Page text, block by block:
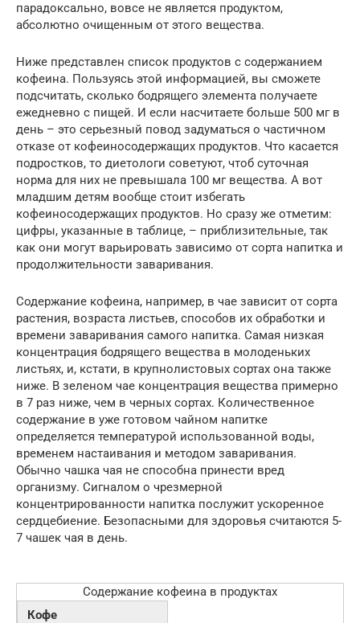
парадоксально, вовсе не является продуктом,
абсолютно очищенным от этого вещества.
Ниже представлен список продуктов с содержанием
кофеина. Пользуясь этой информацией, вы сможете
подсчитать, сколько бодрящего элемента получаете
ежедневно с пищей. И если насчитаете больше 500 мг в
день – это серьезный повод задуматься о частичном
отказе от кофеиносодержащих продуктов. Что касается
подростков, то диетологи советуют, чтоб суточная
норма для них не превышала 100 мг вещества. А вот
младшим детям вообще стоит избегать
кофеиносодержащих продуктов. Но сразу же отметим:
цифры, указанные в таблице, – приблизительные, так
как они могут варьировать зависимо от сорта напитка и
продолжительности заваривания.
Содержание кофеина, например, в чае зависит от сорта
растения, возраста листьев, способов их обработки и
времени заваривания самого напитка. Самая низкая
концентрация бодрящего вещества в молоденьких
листьях, и, кстати, в крупнолистовых сортах она также
ниже. В зеленом чае концентрация вещества примерно
в 7 раз ниже, чем в черных сортах. Количественное
содержание в уже готовом чайном напитке
определяется температурой использованной воды,
временем настаивания и методом заваривания.
Обычно чашка чая не способна принести вред
организму. Сигналом о чрезмерной
концентрированности напитка послужит ускоренное
сердцебиение. Безопасными для здоровья считаются 5-
7 чашек чая в день.
Содержание кофеина в продуктах
Кофе